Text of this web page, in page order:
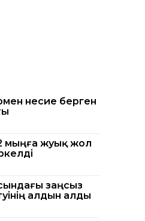
несие берген
мыңға жуық жол
заңсыз
алдын алды